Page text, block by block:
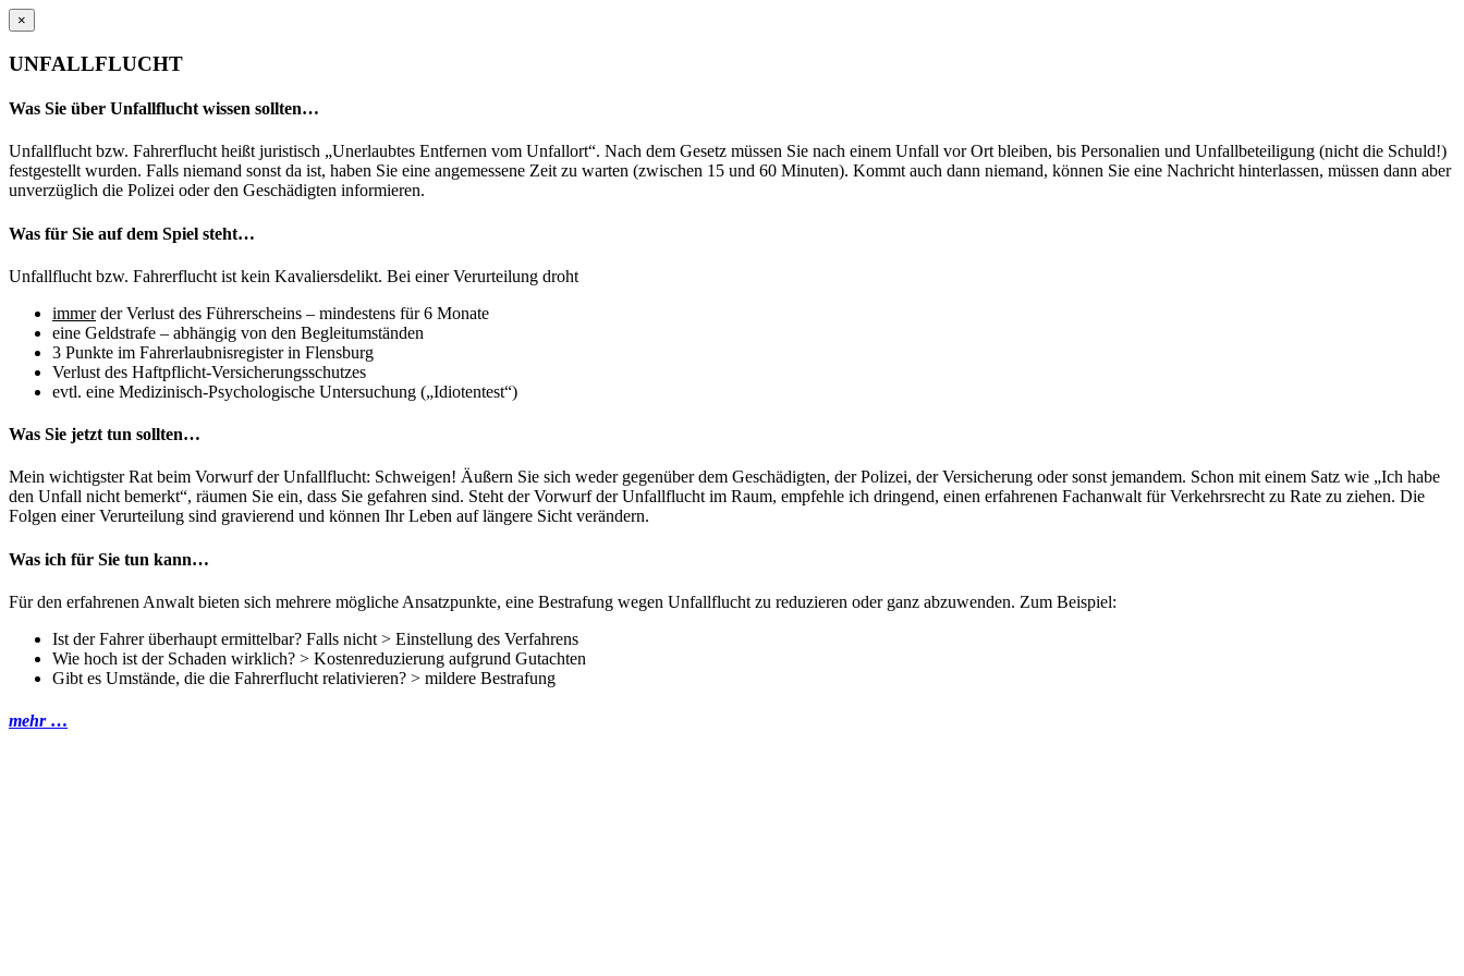
×
UNFALLFLUCHT
Was Sie über Unfallflucht wissen sollten…
Unfallflucht bzw. Fahrerflucht heißt juristisch „Unerlaubtes Entfernen vom Unfallort“. Nach dem Gesetz müssen Sie nach einem Unfall vor Ort bleiben, bis Personalien und Unfallbeteiligung (nicht die Schuld!)
festgestellt wurden. Falls niemand sonst da ist, haben Sie eine angemessene Zeit zu warten (zwischen 15 und 60 Minuten). Kommt auch dann niemand, können Sie eine Nachricht hinterlassen, müssen dann aber
unverzüglich die Polizei oder den Geschädigten informieren.
Was für Sie auf dem Spiel steht…
Unfallflucht bzw. Fahrerflucht ist kein Kavaliersdelikt. Bei einer Verurteilung droht
immerder Verlust des Führerscheins – mindestens für 6 Monate
eine Geldstrafe – abhängig von den Begleitumständen
3 Punkte im Fahrerlaubnisregister in Flensburg
Verlust des Haftpflicht-Versicherungsschutzes
evtl. eine Medizinisch-Psychologische Untersuchung („Idiotentest“)
Was Sie jetzt tun sollten…
Mein wichtigster Rat beim Vorwurf der Unfallflucht: Schweigen! Äußern Sie sich weder gegenüber dem Geschädigten, der Polizei, der Versicherung oder sonst jemandem. Schon mit einem Satz wie „Ich habe
den Unfall nicht bemerkt“, räumen Sie ein, dass Sie gefahren sind. Steht der Vorwurf der Unfallflucht im Raum, empfehle ich dringend, einen erfahrenen Fachanwalt für Verkehrsrecht zu Rate zu ziehen. Die
Folgen einer Verurteilung sind gravierend und können Ihr Leben auf längere Sicht verändern.
Was ich für Sie tun kann…
Für den erfahrenen Anwalt bieten sich mehrere mögliche Ansatzpunkte, eine Bestrafung wegen Unfallflucht zu reduzieren oder ganz abzuwenden. Zum Beispiel:
Ist der Fahrer überhaupt ermittelbar? Falls nicht > Einstellung des Verfahrens
Wie hoch ist der Schaden wirklich? > Kostenreduzierung aufgrund Gutachten
Gibt es Umstände, die die Fahrerflucht relativieren? > mildere Bestrafung
mehr…